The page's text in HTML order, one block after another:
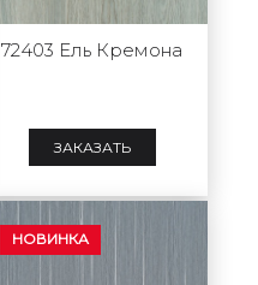
72403 Ель Кремона
ЗАКАЗАТЬ
НОВИНКА